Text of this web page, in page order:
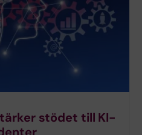
stödet till KI-